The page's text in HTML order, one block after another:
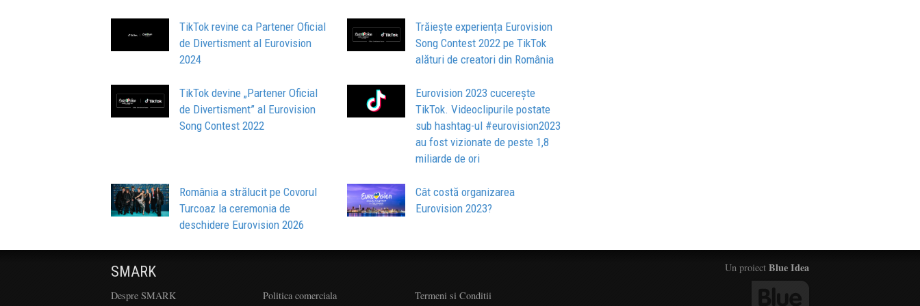
TikTok revine ca Partener Oficial
de Divertisment al Eurovision
2024
Trăiește experiența Eurovision
Song Contest 2022 pe TikTok
alături de creatori din România
TikTok devine „Partener Oficial
de Divertisment” al Eurovision
Song Contest 2022
Eurovision 2023 cucerește
TikTok. Videoclipurile postate
sub hashtag-ul #eurovision2023
au fost vizionate de peste 1,8
miliarde de ori
România a strălucit pe Covorul
Turcoaz la ceremonia de
deschidere Eurovision 2026
Cât costă organizarea
Eurovision 2023?
Un proiect Blue Idea
SMARK
Despre SMARK
Politica comerciala
Termeni si Conditii